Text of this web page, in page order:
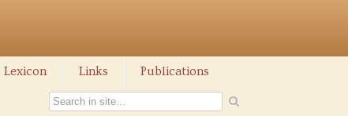
Lexicon Links Publications